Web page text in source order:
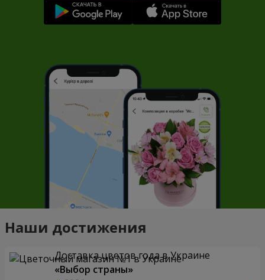
Наши достижения
Доставка цветов года в Украине
«Выбор страны»